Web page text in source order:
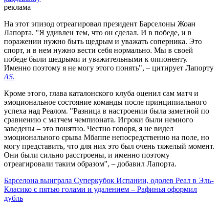
реклама
На этот эпизод отреагировал президент Барселоны Жоан
Лапорта. "Я удивлен тем, что он сделал. И в победе, и в
поражении нужно быть щедрым и уважать соперника. Это
спорт, и в нем нужно вести себя нормально. Мы в своей
победе были щедрыми и уважительными к оппоненту.
Именно поэтому я не могу этого понять", – цитирует Лапорту
AS.
Кроме этого, глава каталонского клуба оценил сам матч и
эмоциональное состояние команды после принципиального
успеха над Реалом. "Разница в настроении была заметной по
сравнению с матчем чемпионата. Игроки были немного
заведены – это понятно. Честно говоря, я не видел
эмоционального срыва Мбаппе непосредственно на поле, но
могу представить, что для них это был очень тяжелый момент.
Они были сильно расстроены, и именно поэтому
отреагировали таким образом", – добавил Лапорта.
Барселона выиграла Суперкубок Испании, одолев Реал в Эль-
Класико с пятью голами и удалением – Рафинья оформил
дубль